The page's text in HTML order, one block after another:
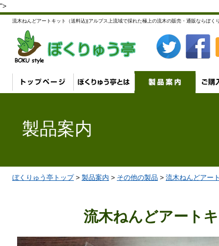
">
流木ねんどアートキット（送料込)|アルプス上流域で採れた極上の流木の販売・通販ならぼく
製品案内
ぼくりゅう亭トップ> 製品案内 > その他の製品 > 流木ねんどアー
流木ねんどアート